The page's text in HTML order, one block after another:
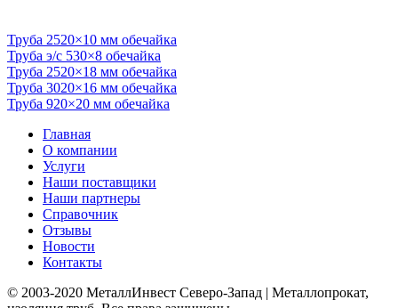
Труба 2520×10 мм обечайка
Труба э/c 530×8 обечайка
Труба 2520×18 мм обечайка
Труба 3020×16 мм обечайка
Труба 920×20 мм обечайка
Главная
О компании
Услуги
Наши поставщики
Наши партнеры
Справочник
Отзывы
Новости
Контакты
© 2003-2020 МеталлИнвест Северо-Запад | Металлопрокат,